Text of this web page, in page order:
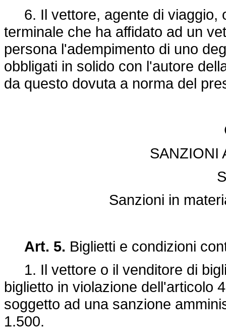
6. Il vettore, agente di viaggio,
terminale che ha affidato ad un
persona l'adempimento di uno
obbligati in solido con l'autore
da questo dovuta a norma del
SANZIONI
Sanzioni in
Art. 5. Biglietti e condizioni
1. Il vettore o il venditore di
biglietto in violazione dell'articolo
soggetto ad una sanzione
1.500.